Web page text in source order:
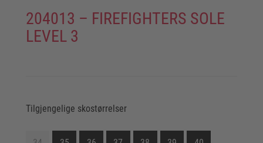
204013 – FIREFIGHTERS SOLE
LEVEL 3
Tilgjengelige skostørrelser